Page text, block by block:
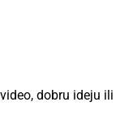
dobru ideju ili